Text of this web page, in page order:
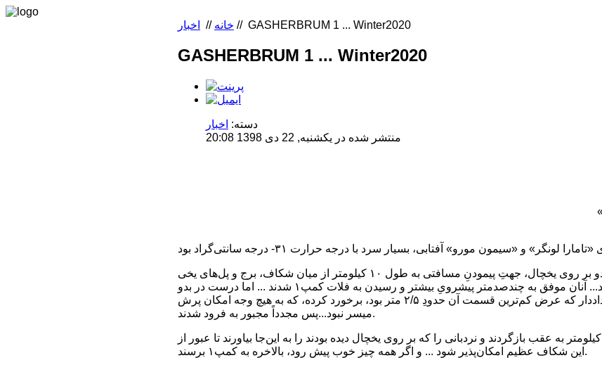
خانه // اخبار // GASHERBRUM 1 ... Winter2020
GASHERBRUM 1 ... Winter2020
دسته: اخبار
منتشر شده در یکشنبه, 22 دی 1398 20:08
این سومین روزِ تلاش‌ آن دو بر روی یخچال، جهتِ پیمودنِ مسافتی به طول ۱۰ کیلومتر از میان شکاف‌، برج‌ و پل‌های یخی
بسیار شکننده، محسوب می‌شد... آنان موفق به چندصدمتر پیشرویِ بیشتر و رسیدن به فلات کمپ۱ شدند ... اما درست در بدو
ورود، به یک شکاف عظیمِ امتداددار که عرض کم‌ترین قسمت آن حدودِ ۲/۵ متر بود، برخورد کرده، که به هیچ وجه امکان پرش
میسر نبود...پس مجدداً مجبور به فرود شدند.
آنان امروز قصد دارند تا ۸٫۵ کیلومتر به عقب بازگردند و نردبانی را که بر روی یخچال دیده بودند را به این‌جا بیاورند تا عبور از
این شکاف عظیم امکان‌پذیر شود ... و اگر همه چیز خوب پیش رود، بالاخره به کمپ۱ برسند.